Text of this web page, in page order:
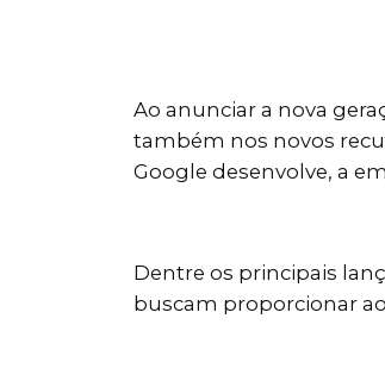
Ao anunciar a nova
também nos novos
Google desenvolve, a
Dentre os principais
buscam proporcionar